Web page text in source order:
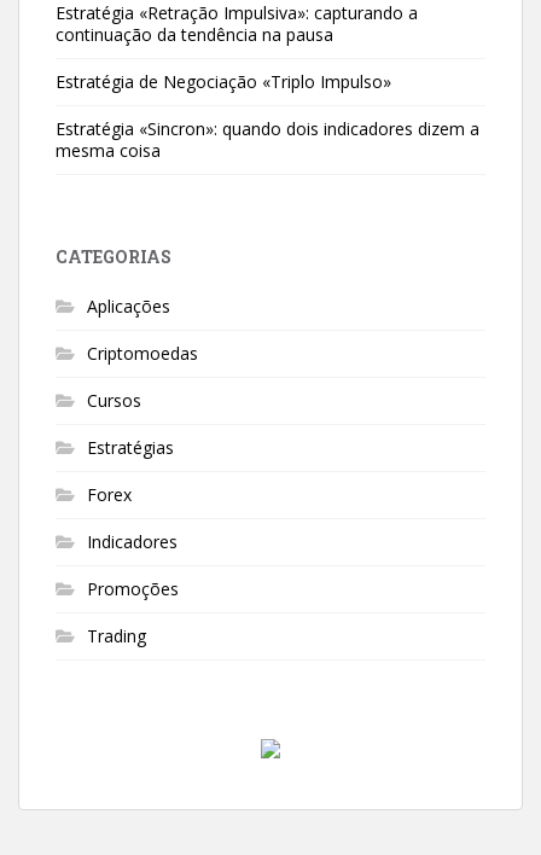
Estratégia «Retração Impulsiva»: capturando a
continuação da tendência na pausa
Estratégia de Negociação «Triplo Impulso»
Estratégia «Sincron»: quando dois indicadores dizem a
mesma coisa
CATEGORIAS
Aplicações
Criptomoedas
Cursos
Estratégias
Forex
Indicadores
Promoções
Trading